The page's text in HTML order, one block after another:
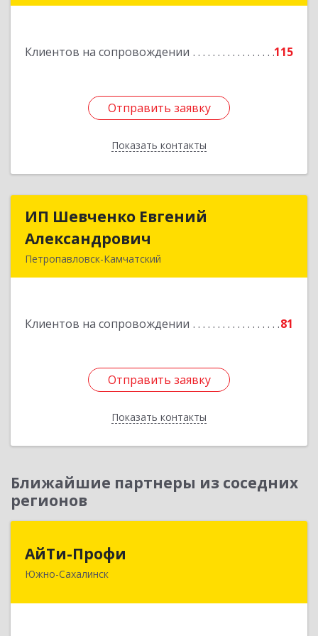
Клиентов на сопровождении 115
Отправить заявку
Показать контакты
Подробнее
Отправить заявку
Назад
ИП Шевченко Евгений
Александрович
Петропавловск-Камчатский
Клиентов на сопровождении 81
Отправить заявку
Показать контакты
ИП Шевченко Евгений
Отправить заявку
Назад
Ближайшие партнеры из соседних
регионов
АйТи-Профи
Южно-Сахалинск693023, Сахалинская обл, город Южно-